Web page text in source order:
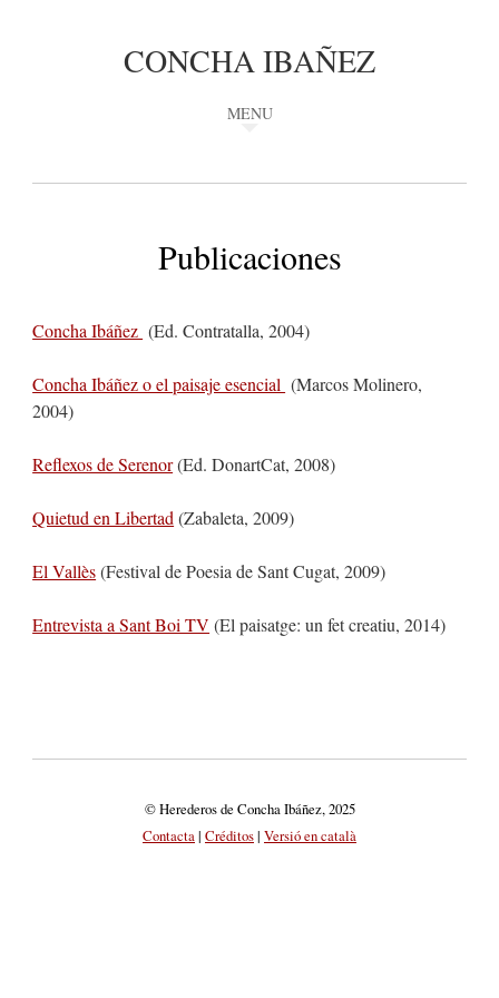
CONCHA IBAÑEZ
MENU
Publicaciones
Concha Ibáñez (Ed. Contratalla, 2004)
Concha Ibáñez o el paisaje esencial (Marcos Molinero,
2004)
Reflexos de Serenor(Ed. DonartCat, 2008)
Quietud en Libertad (Zabaleta, 2009)
El Vallès(Festival de Poesia de Sant Cugat, 2009)
Entrevista a Sant Boi TV (El paisatge: un fet creatiu, 2014)
© Herederos de Concha Ibáñez, 2025
Contacta| Créditos| Versió en català